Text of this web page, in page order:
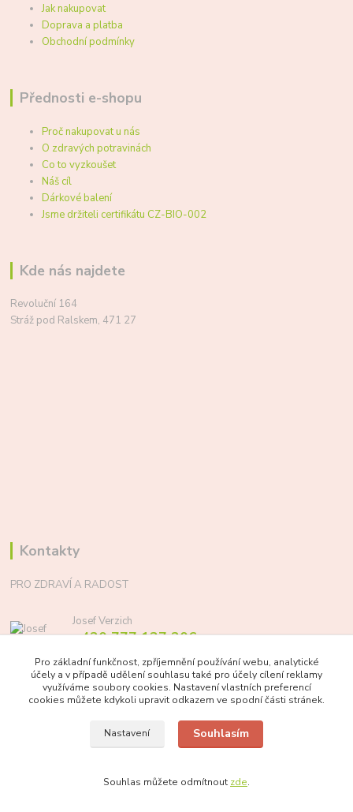
Jak nakupovat
Doprava a platba
Obchodní podmínky
Přednosti e-shopu
Proč nakupovat u nás
O zdravých potravinách
Co to vyzkoušet
Náš cíl
Dárkové balení
Jsme držiteli certifikátu CZ-BIO-002
Kde nás najdete
Revoluční 164
Stráž pod Ralskem, 471 27
Kontakty
PRO ZDRAVÍ A RADOST
Josef Verzich
+420 777 137 206
info@prozdraviaradost.cz
Pro základní funkčnost, zpříjemnění používání webu, analytické
účely a v případě udělení souhlasu také pro účely cílení reklamy
využíváme soubory cookies. Nastavení vlastních preferencí
cookies můžete kdykoli upravit odkazem ve spodní části stránek.
Nastavení Souhlasím
Souhlas můžete odmítnout zde.